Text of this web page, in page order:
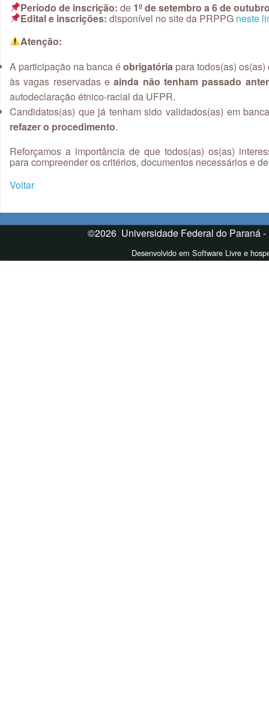
Período de inscrição: de 1º de setembro a 6 de
Edital e inscrições: disponível no site da PRPPG neste
Atenção:
A participação na banca éobrigatória para todos(as)
às vagas reservadas eainda não tenham passado
autodeclaração étnico-racial da UFPR.
Candidatos(as) que já tenham sido validados(as) em
refazer o procedimento.
Reforçamos a importância de que todos(as) os(as)
para compreender os critérios, documentos necessários e
Voltar
©2026 Universidade Federal do Paraná
Desenvolvido em Software Livre e